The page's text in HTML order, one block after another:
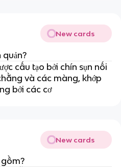
New cards
cấu tạo bởi chín sụn nối
và các màng, khớp
bởi các cơ
New cards
gồm?